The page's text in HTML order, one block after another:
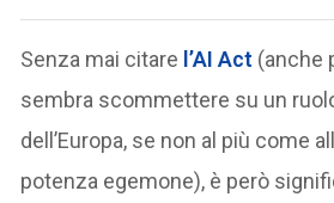
Senza mai citare l’AI Act (anche
sembra scommettere su un
dell’Europa, se non al più come
potenza egemone), è però